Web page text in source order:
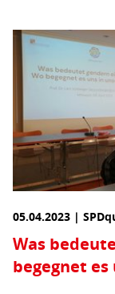
05.04.2023 |
Was
begegnet